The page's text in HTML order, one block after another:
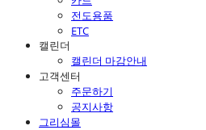
전도용품
ETC
캘린더
캘린더 마감안내
고객센터
주문하기
공지사항
그리심몰